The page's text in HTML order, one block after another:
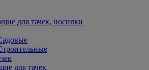
для тачек, носилки
для тачек